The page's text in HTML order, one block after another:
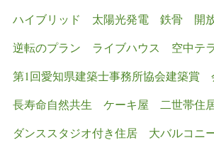
ハイブリッド 太陽光発電 鉄骨 開
逆転のプラン
ライブハウス 空中テ
第1回愛知県建築士事務所協会建築賞
長寿命自然共生
ケーキ屋
二世帯住
ダンススタジオ付き住居
大バルコニ